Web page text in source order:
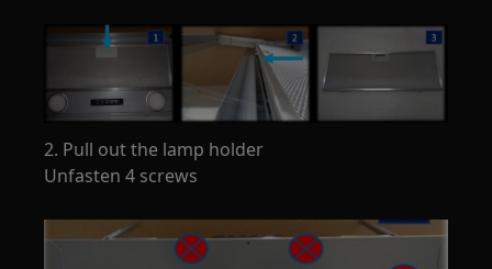
2. Pull out the lamp holder
Unfasten 4 screws